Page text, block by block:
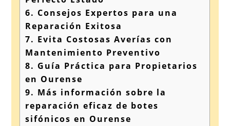
6. Consejos Expertos para una
Reparación Exitosa
7. Evita Costosas Averías con
Mantenimiento Preventivo
8. Guía Práctica para Propietarios
en Ourense
9. Más información sobre la
reparación eficaz de botes
sifónicos en Ourense